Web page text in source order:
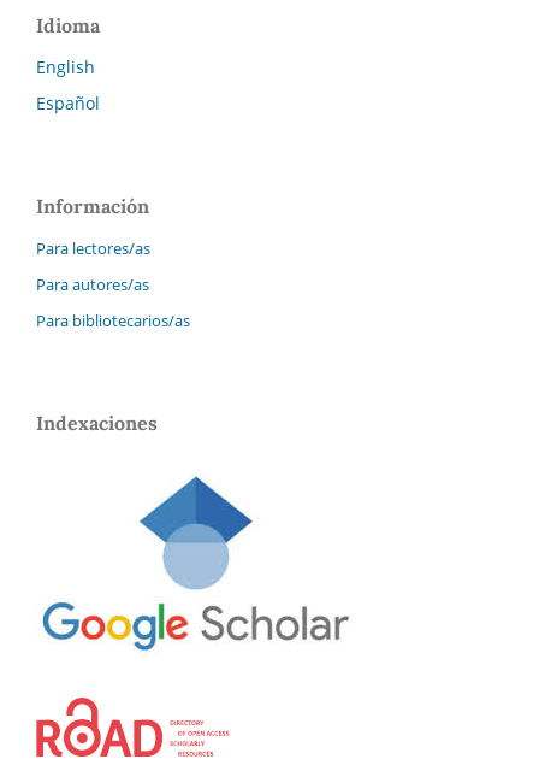
Idioma
English
Español
Información
Para lectores/as
Para autores/as
Para bibliotecarios/as
Indexaciones